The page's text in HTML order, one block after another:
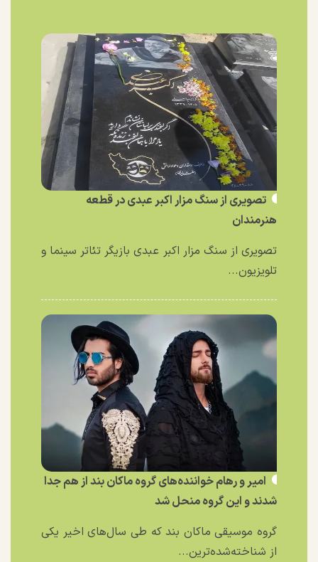
تصویری از سنگ مزار اکبر عبدی در قطعه
هنرمندان
تصویری از سنگ مزار اکبر عبدی بازیگر تئاتر سینما و
تلویزیون...
امیر و رهام خواننده‌های گروه ماکان بند از هم جدا
شدند و این گروه منحل شد
گروه موسیقی ماکان بند که طی سال‌های اخیر یکی
از شناخته‌شده‌ترین...